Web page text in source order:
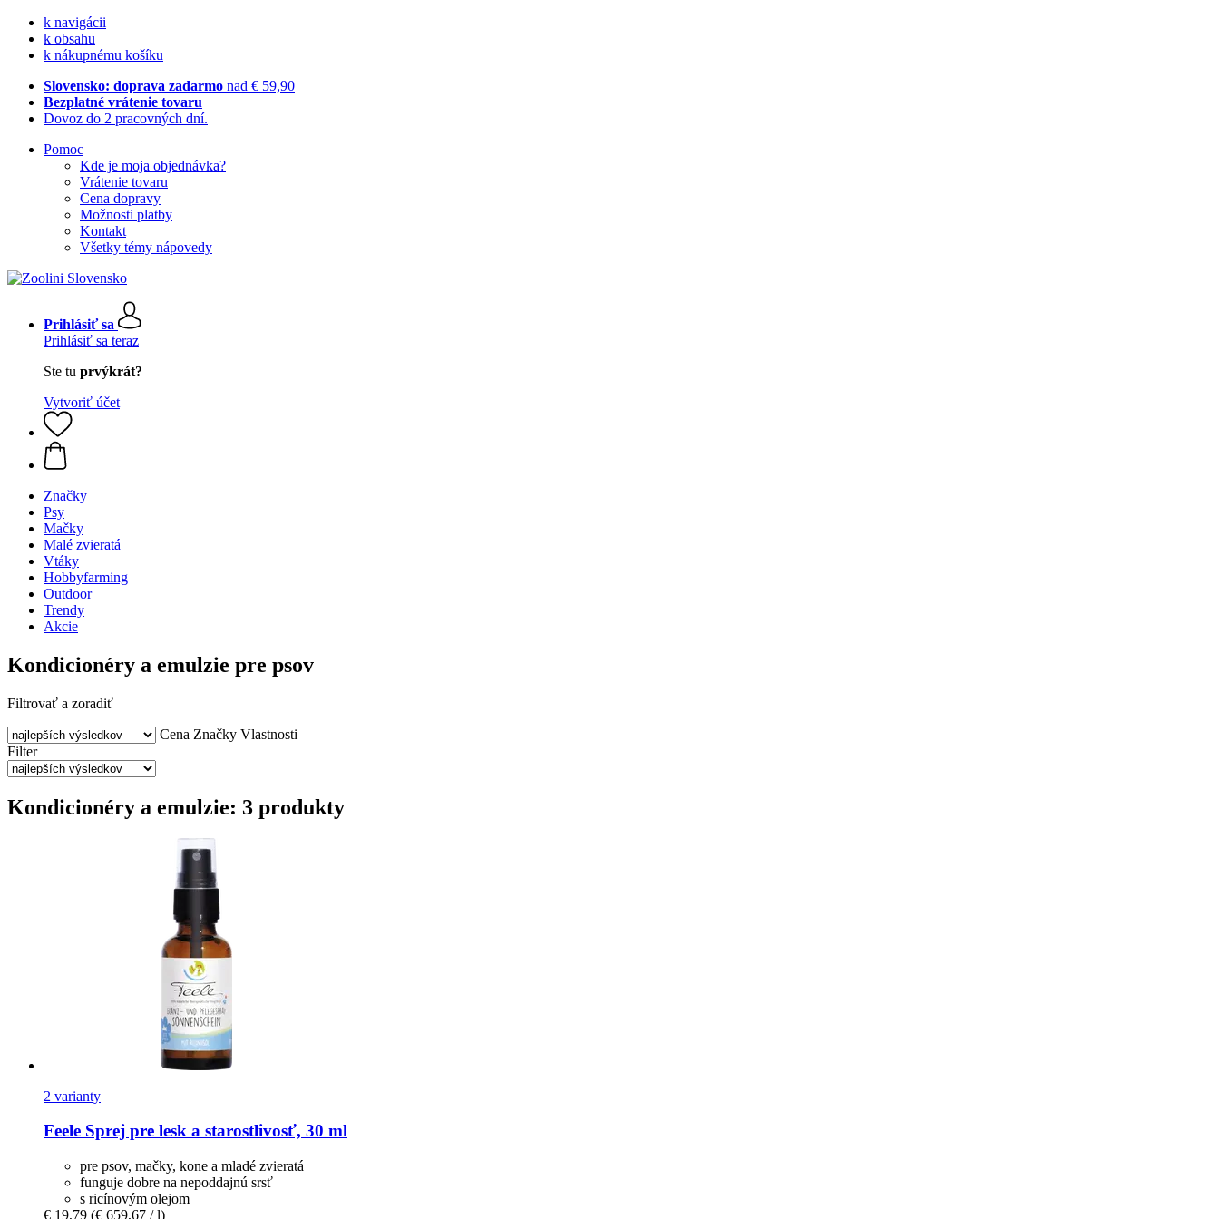
k navigácii
k obsahu
k nákupnému košíku
Slovensko: doprava zadarmo nad € 59,90
Bezplatné vrátenie tovaru
Dovoz do 2 pracovných dní.
Pomoc
Kde je moja objednávka?
Vrátenie tovaru
Cena dopravy
Možnosti platby
Kontakt
Všetky témy nápovedy
Prihlásiť sa
Prihlásiť sa teraz
Ste tu prvýkrát?
Vytvoriť účet
Značky
Psy
Mačky
Malé zvieratá
Vtáky
Hobbyfarming
Outdoor
Trendy
Akcie
Kondicionéry a emulzie pre psov
Filtrovať a zoradiť
Cena Značky Vlastnosti
Filter
Kondicionéry a emulzie: 3 produkty
2 varianty
Feele Sprej pre lesk a starostlivosť, 30 ml
pre psov, mačky, kone a mladé zvieratá
funguje dobre na nepoddajnú srsť
s ricínovým olejom
€ 19,79 (€ 659,67 / l)